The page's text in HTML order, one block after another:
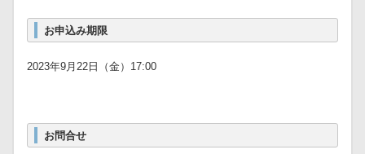
お申込み期限
2023年9月22日（金）17:00
お問合せ